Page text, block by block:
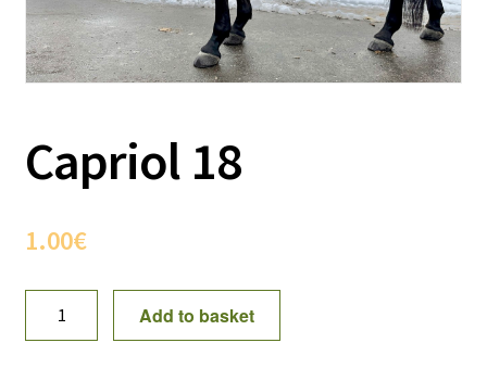
Capriol 18
1.00€
Add to basket